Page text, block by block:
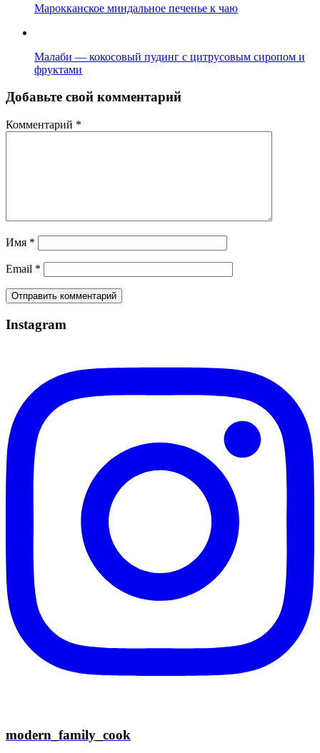
Марокканское миндальное печенье к чаю
Малаби — кокосовый пудинг с цитрусовым сиропом и
фруктами
Добавьте свой комментарий
Комментарий *
Имя *
Email *
Instagram
modern_family_cook